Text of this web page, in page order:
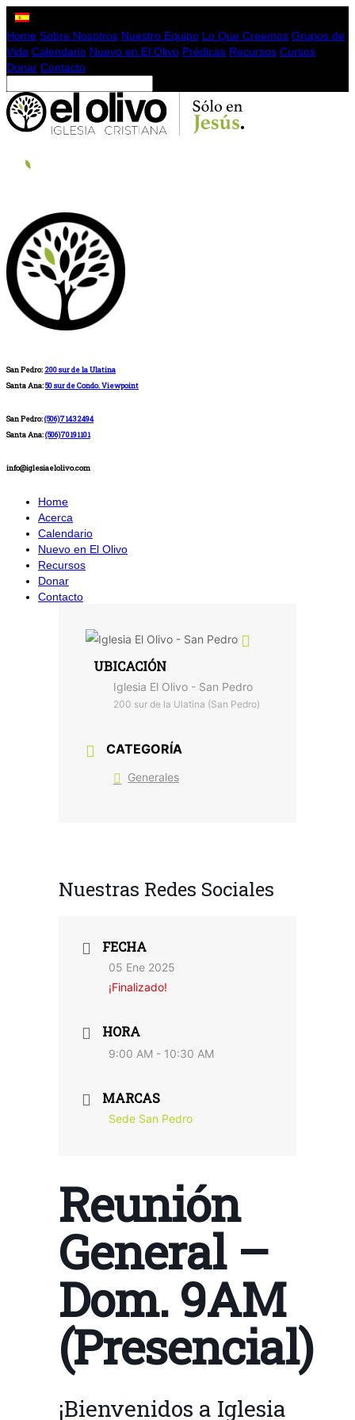
Home Sobre Nosotros Nuestro Equipo Lo Que Creemos Grupos de
Vida Calendario Nuevo en El Olivo Prédicas Recursos Cursos
Donar Contacto
San Pedro: 200 sur de la Ulatina
Santa Ana:50 sur de Condo. Viewpoint
San Pedro:(506)71432494
Santa Ana:(506)70191101
info@iglesiaelolivo.com
Home
Acerca
Calendario
Nuevo en El Olivo
Recursos
Donar
Contacto
UBICACIÓN
Iglesia El Olivo - San Pedro
200 sur de la Ulatina (San Pedro)
CATEGORÍA
Generales
Nuestras Redes Sociales
FECHA
05 Ene 2025
¡Finalizado!
HORA
9:00 AM - 10:30 AM
MARCAS
Sede San Pedro
Reunión
General –
Dom. 9AM
(Presencial)
¡Bienvenidos a Iglesia